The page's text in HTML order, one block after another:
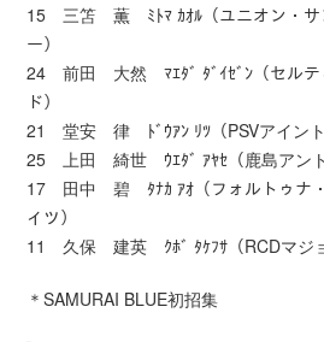
15 三笘 薫 ﾐﾄﾏ ｶｵﾙ（ユニオン・サ
ー）
24 前田 大然 ﾏｴﾀﾞ ﾀﾞｲｾﾞﾝ（セルテ
ド）
21 堂安 律 ﾄﾞｳｱﾝ ﾘﾂ（PSVアイント
25 上田 綺世 ｳｴﾀﾞ ｱﾔｾ（鹿島アント
17 田中 碧 ﾀﾅｶ ｱｵ（フォルトゥナ
イツ）
11 久保 建英 ｸﾎﾞ ﾀｹﾌｻ（RCDマジョ
＊SAMURAI BLUE初招集